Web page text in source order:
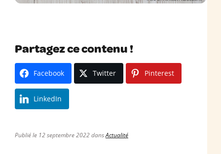
Partagez ce contenu !
Facebook Twitter Pinterest
LinkedIn
Publié le 12 septembre 2022 dansActualité